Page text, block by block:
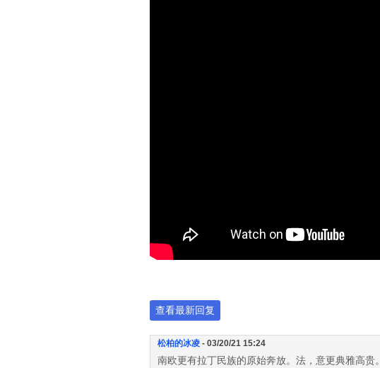
查看最新回复
松柏的冰凌 - 03/20/21 15:24
南欧更有拉丁民族的原始奔放。法，意更典雅高贵。